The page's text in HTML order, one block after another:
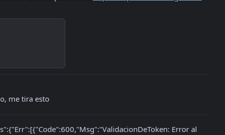
me tira esto
Error al